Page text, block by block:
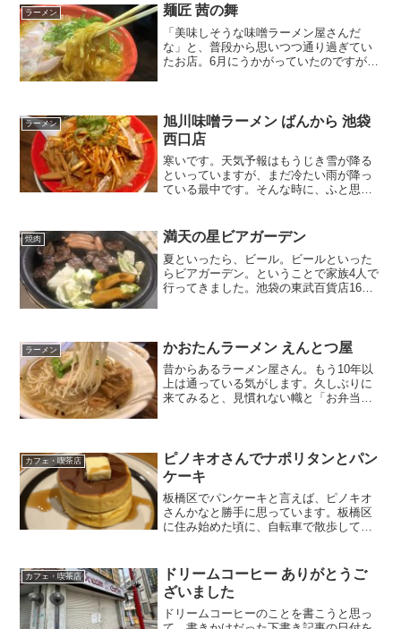
ラーメン 麺匠 茜の舞
「美味しそうな味噌ラーメン屋さんだ
な」と、普段から思いつつ通り過ぎてい
たお店。6月にうかがっていたのですが、
る…。もう「炎の～～～」とは言...
ラーメン
旭川味噌ラーメン ばんから 池袋
西口店
寒いです。天気予報はもうじき雪が降る
といっていますが、まだ冷たい雨が降っ
ている最中です。そんな時に、ふと思い
ーメン、ちょっと辛いのも良いかもしれ
ない。池袋で有名な味噌ラ...
焼肉 満天の星ビアガーデン
夏といったら、ビール。ビールといった
らビアガーデン。ということで家族4人で
行ってきました。池袋の東武百貨店16階
で、ドリンクバーのよう...
ラーメン かおたんラーメン えんとつ屋
昔からあるラーメン屋さん。もう10年以
上は通っている気がします。久しぶりに
来てみると、見慣れない幟と「お弁当」
食店には大変な時代だと...
カフェ・喫茶店
ピノキオさんでナポリタンとパン
ケーキ
板橋区でパンケーキと言えば、ピノキオ
さんかなと勝手に思っています。板橋区
に住み始めた頃に、自転車で散歩してい
思い覚えていて、後日調べてびっくり。
1974年からある老舗の...
カフェ・喫茶店
ドリームコーヒー ありがとうご
ざいました
ドリームコーヒーのことを書こうと思っ